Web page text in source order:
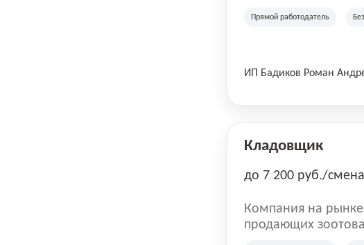
Прямой работодатель
ИП Бадиков Роман
Кладовщик
до 7 200 руб./смена
Компания на
продающих